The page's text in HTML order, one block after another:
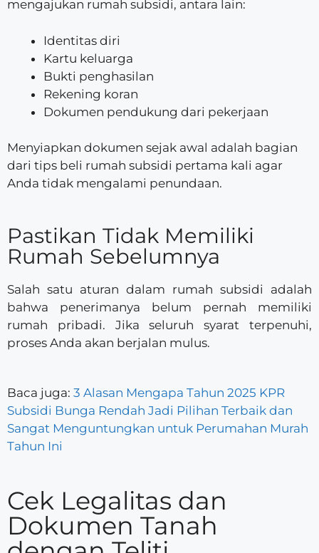
mengajukan rumah subsidi, antara lain:
Identitas diri
Kartu keluarga
Bukti penghasilan
Rekening koran
Dokumen pendukung dari pekerjaan
Menyiapkan dokumen sejak awal adalah bagian
dari tips beli rumah subsidi pertama kali agar
Anda tidak mengalami penundaan.
Pastikan Tidak Memiliki
Rumah Sebelumnya
Salah satu aturan dalam rumah subsidi adalah
bahwa penerimanya belum pernah memiliki
rumah pribadi. Jika seluruh syarat terpenuhi,
proses Anda akan berjalan mulus.
Baca juga: 3 Alasan Mengapa Tahun 2025 KPR
Subsidi Bunga Rendah Jadi Pilihan Terbaik dan
Sangat Menguntungkan untuk Perumahan Murah
Tahun Ini
Cek Legalitas dan
Dokumen Tanah